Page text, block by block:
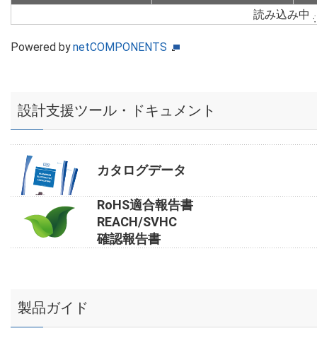
読み込み中
Powered bynetCOMPONENTS
設計支援ツール・ドキュメント
カタログデータ
RoHS適合報告書
REACH/SVHC
確認報告書
製品ガイド